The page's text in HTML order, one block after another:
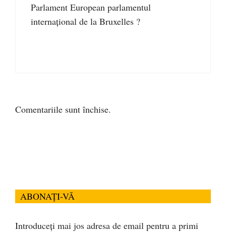
Parlament European parlamentul
internațional de la Bruxelles ?
Comentariile sunt închise.
ABONAȚI-VĂ
Introduceți mai jos adresa de email pentru a primi